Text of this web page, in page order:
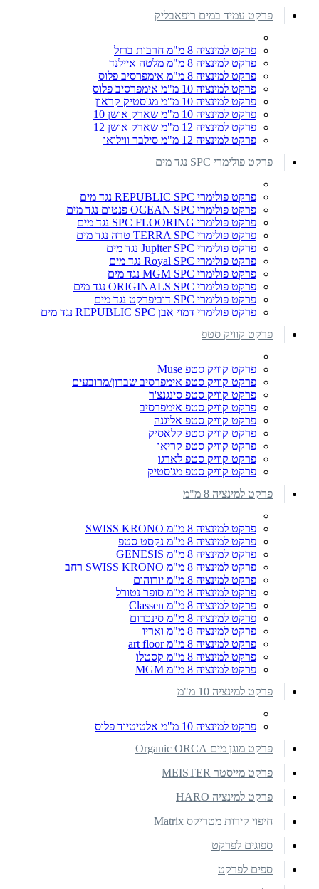
פרקט עמיד במים ריפאבליק
פרקט למינציה 8 מ"מ חרבות ברזל
פרקט למינציה 8 מ"מ מלטה איילנד
פרקט למינציה 8 מ"מ אימפרסיב פלוס
פרקט למינציה 10 מ"מ אימפרסיב פלוס
פרקט למינציה 10 מ"מ מג'סטיק קראון
פרקט למינציה 10 מ"מ שארק אושן 10
פרקט למינציה 12 מ"מ שארק אושן 12
פרקט למינציה 12 מ"מ סילבר ווילואו
פרקט פולימרי SPC נגד מים
פרקט פולימרי REPUBLIC SPC נגד מים
פרקט פולימרי OCEAN SPC פנטום נגד מים
פרקט פולימרי SPC FLOORING נגד מים
פרקט פולימרי TERRA SPC טרה נגד מים
פרקט פולימרי Jupiter SPC נגד מים
פרקט פולימרי Royal SPC נגד מים
פרקט פולימרי MGM SPC נגד מים
פרקט פולימרי ORIGINALS SPC נגד מים
פרקט פולימרי SPC דוביפרקט נגד מים
פרקט פולימרי דמוי אבן REPUBLIC SPC נגד מים
פרקט קוויק סטפ
פרקט קוויק סטפ Muse
פרקט קוויק סטפ אימפרסיב שברון/מרובעים
פרקט קוויק סטפ סינגנצ'ר
פרקט קוויק סטפ אימפרסיב
פרקט קוויק סטפ אליגנה
פרקט קוויק סטפ קלאסיק
פרקט קוויק סטפ קריאו
פרקט קוויק סטפ לארגו
פרקט קוויק סטפ מג'סטיק
פרקט למינציה 8 מ"מ
פרקט למינציה 8 מ"מ SWISS KRONO
פרקט למינציה 8 מ"מ נקסט סטפ
פרקט למינציה 8 מ"מ GENESIS
פרקט למינציה 8 מ"מ SWISS KRONO רחב
פרקט למינציה 8 מ"מ יורוהום
פרקט למינציה 8 מ"מ סופר נטורל
פרקט למינציה 8 מ"מ Classen
פרקט למינציה 8 מ"מ סינכרום
פרקט למינציה 8 מ"מ ואריו
פרקט למינציה 8 מ"מ art floor
פרקט למינציה 8 מ"מ קסטלו
פרקט למינציה 8 מ"מ MGM
פרקט למינציה 10 מ"מ
פרקט למינציה 10 מ"מ אלטיטיוד פלוס
פרקט מוגן מים Organic ORCA
פרקט מייסטר MEISTER
פרקט למינציה HARO
חיפוי קירות מטריקס Matrix
ספוגים לפרקט
ספים לפרקט